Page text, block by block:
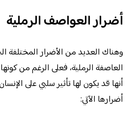
أضرار العواصف الرملية
وهناك العديد من الأضرار المختلفة
العاصفة الرملية، فعلى الرغم من
أنها قد يكون لها تأثير سلبي على
أضرارها الآتي: